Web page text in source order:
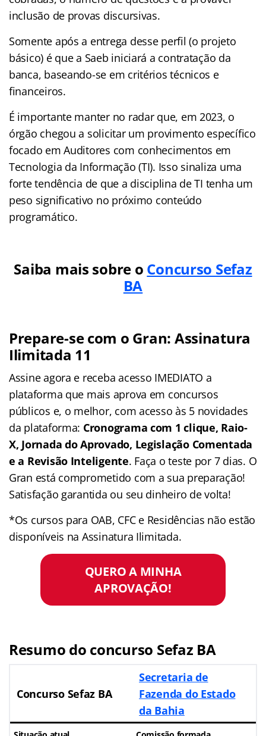
inclusão de provas discursivas.
Somente após a entrega desse perfil (o projeto
básico) é que a Saeb iniciará a contratação da
banca, baseando-se em critérios técnicos e
financeiros.
É importante manter no radar que, em 2023, o
órgão chegou a solicitar um provimento específico
focado em Auditores com conhecimentos em
Tecnologia da Informação (TI). Isso sinaliza uma
forte tendência de que a disciplina de TI tenha um
peso significativo no próximo conteúdo
programático.
Saiba mais sobre o Concurso Sefaz
BA
Prepare-se com o Gran: Assinatura
Ilimitada 11
Assine agora e receba acesso IMEDIATO a
plataforma que mais aprova em concursos
públicos e, o melhor, com acesso às 5 novidades
da plataforma: Cronograma com 1 clique, Raio-
X, Jornada do Aprovado, Legislação Comentada
e a Revisão Inteligente. Faça o teste por 7 dias. O
Gran está comprometido com a sua preparação!
Satisfação garantida ou seu dinheiro de volta!
*Os cursos para OAB, CFC e Residências não estão
disponíveis na Assinatura Ilimitada.
QUERO A MINHA
APROVAÇÃO!
Resumo do concurso Sefaz BA
Concurso Sefaz BA
Secretaria de
Fazenda do Estado
da Bahia